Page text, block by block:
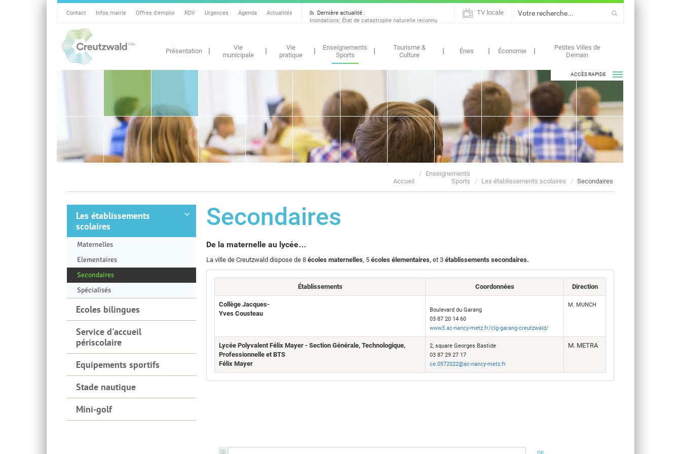
Contact Infos mairie Offres d'emploi RDV Urgences Agenda Actualités
Dernière actualité :
Inondations: État de catastrophe naturelle reconnu
TV locale
Présentation
Vie
municipale
Vie
pratique
Enseignements
Sports
Tourisme &
Culture
Énes Économie
Petites Villes de
Demain
ACCÈS RAPIDE
ASSOCIATIONS
AGENDAS
Accueil
Enseignements
Sports
Les établissements scolaires Secondaires
Les établissements
scolaires
Maternelles
Elementaires
Secondaires
Spécialisés
Ecoles bilingues
Service d'accueil
périscolaire
Equipements sportifs
Stade nautique
Mini-golf
Secondaires
De la maternelle au lycée…
La ville de Creutzwald dispose de 8 écoles maternelles, 5 écoles élementaires, et 3 établissements secondaires.
Établissements Coordonnées Direction
Collège Jacques-
Yves Cousteau
Boulevard du Garang
03 87 20 14 60
www3.ac-nancy-metz.fr/clg-garang-creutzwald/
M. MUNCH
Lycée Polyvalent Félix Mayer - Section Générale, Technologique,
Professionnelle et BTS
Félix Mayer
2, square Georges Bastide
03 87 29 27 17
ce.0572022@ac-nancy-metz.fr
M. METRA